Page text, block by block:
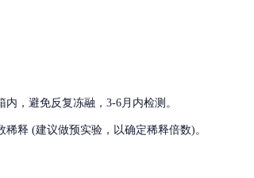
，避免反复冻融，3-6月内检测。
稀释 (建议做预实验，以确定稀释倍数)。